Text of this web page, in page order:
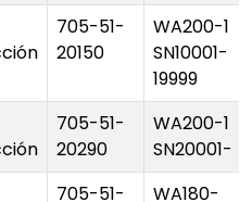
705-51-
20150
WA200-1
SN10001-
19999
705-51-
20290
WA200-1
SN20001-
705-51-
WA180-